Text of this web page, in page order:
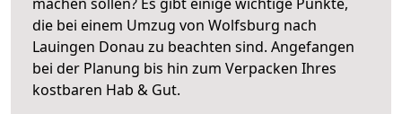
die bei einem Umzug von Wolfsburg nach
Lauingen Donau zu beachten sind. Angefangen
bei der Planung bis hin zum Verpacken Ihres
kostbaren Hab & Gut.